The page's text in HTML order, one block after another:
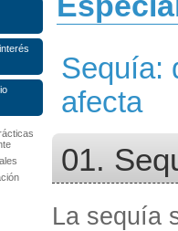
Sequía:
afecta
01.
La sequía